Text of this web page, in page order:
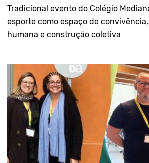
Tradicional evento do Colégio
esporte como espaço de
humana e construção coletiva